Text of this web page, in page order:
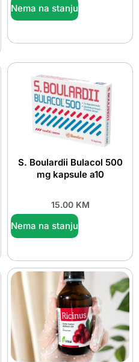
Nema na stanju
S. Boulardii Bulacol 500
mg kapsule a10
15.00 KM
Nema na stanju